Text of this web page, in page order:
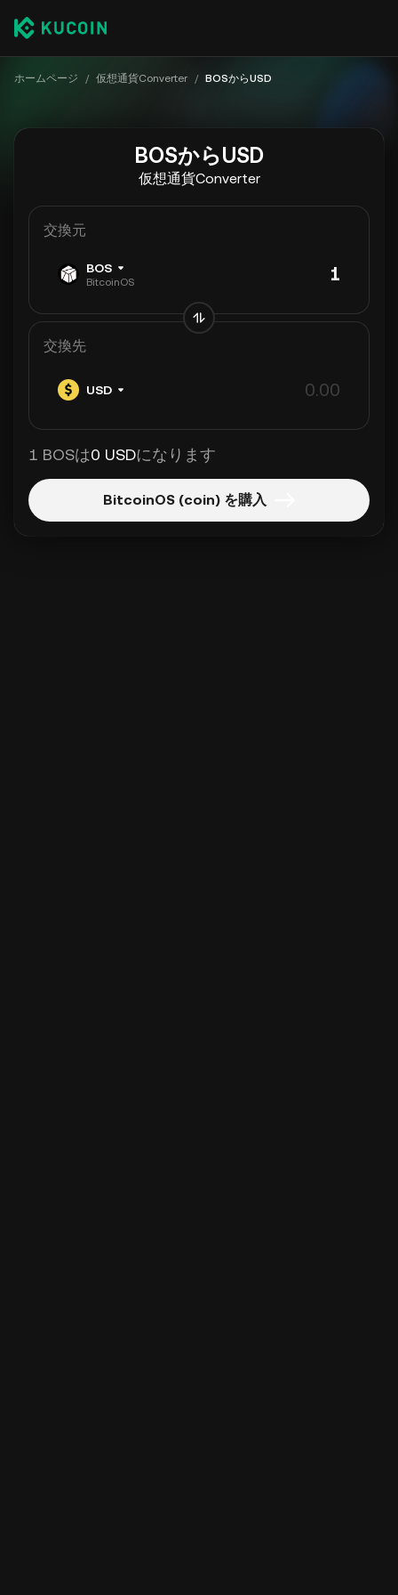
ホームページ / 仮想通貨Converter / BOSからUSD
BOSからUSD
仮想通貨Converter
交換元
BOS
BitcoinOS
交換先
USD
1 BOSは0 USDになります
BitcoinOS (coin) を購入